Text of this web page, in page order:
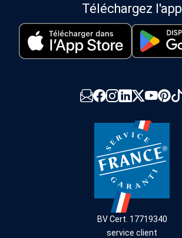
Téléchargez l'app
BV Cert. 17719340
service client